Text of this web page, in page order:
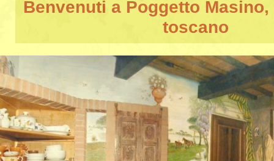
Benvenuti a Poggetto Masino
toscano